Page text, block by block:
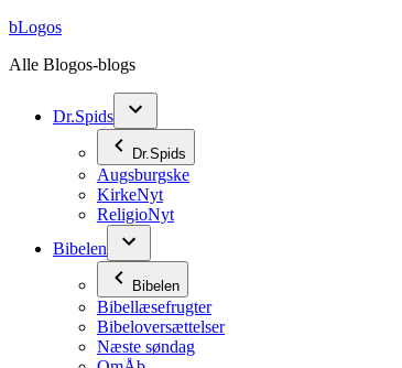
Videre
indhold
bLogos
Alle Blogos-blogs
Dr.Spids
Dr.Spids
Augsburgske
KirkeNyt
ReligioNyt
Bibelen
Bibelen
Bibellæsefrugter
Bibeloversættelser
Næste søndag